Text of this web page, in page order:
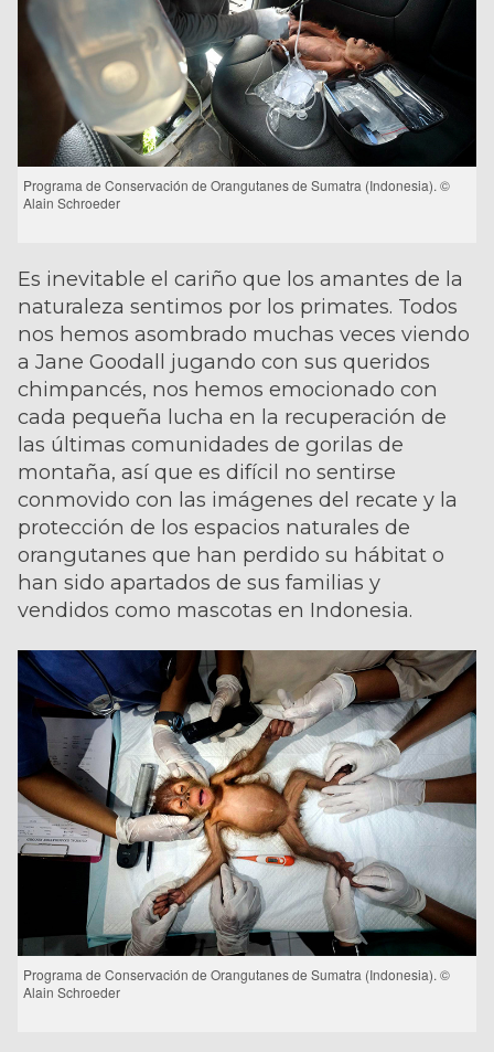
Programa de Conservación de Orangutanes de Sumatra (Indonesia). ©
Alain Schroeder
Es inevitable el cariño que los amantes de la
naturaleza sentimos por los primates. Todos
nos hemos asombrado muchas veces viendo
a Jane Goodall jugando con sus queridos
chimpancés, nos hemos emocionado con
cada pequeña lucha en la recuperación de
las últimas comunidades de gorilas de
montaña, así que es difícil no sentirse
conmovido con las imágenes del recate y la
protección de los espacios naturales de
orangutanes que han perdido su hábitat o
han sido apartados de sus familias y
vendidos como mascotas en Indonesia.
Programa de Conservación de Orangutanes de Sumatra (Indonesia). ©
Alain Schroeder